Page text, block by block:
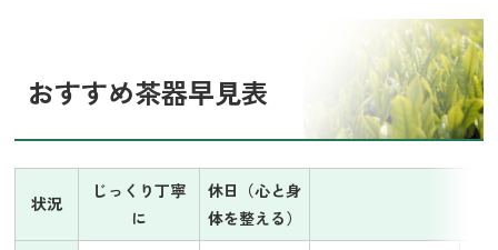
おすすめ茶器早見表
状況
じっくり丁寧
に
休日（心と身
体を整える）